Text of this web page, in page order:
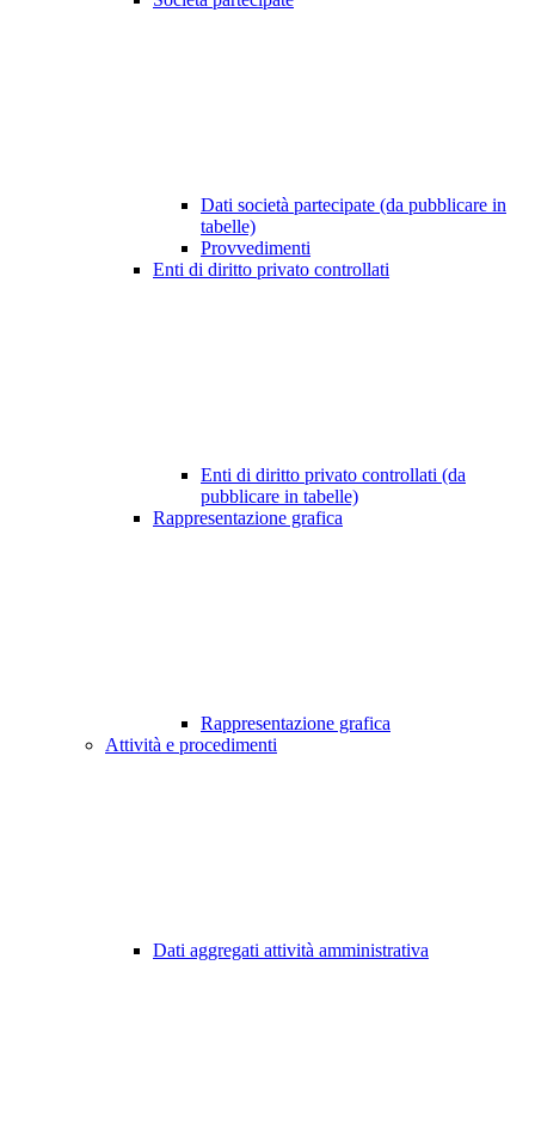
Dati società partecipate (da pubblicare in
tabelle)
Provvedimenti
Enti di diritto privato controllati
Enti di diritto privato controllati (da
pubblicare in tabelle)
Rappresentazione grafica
Rappresentazione grafica
Attività e procedimenti
Dati aggregati attività amministrativa